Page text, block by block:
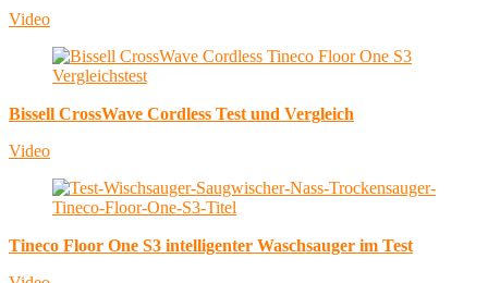
Video
Bissell CrossWave Cordless Test und Vergleich
Video
Tineco Floor One S3 intelligenter Waschsauger im Test